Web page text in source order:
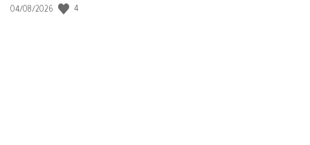
Date
04/08/2026 4